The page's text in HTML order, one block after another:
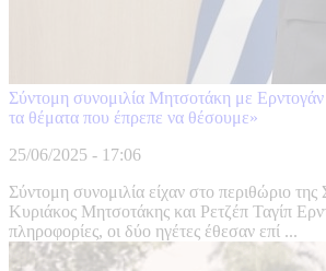
Σύντομη συνομιλία Μητσοτάκη με
τα θέματα που έπρεπε να θέσουμε»
25/06/2025 - 17:06
Σύντομη συνομιλία είχαν στο περιθώριο
Κυριάκος Μητσοτάκης και Ρετζέπ Ταγίπ
πληροφορίες, οι δύο ηγέτες έθεσαν επί ...